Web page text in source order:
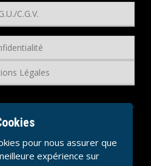
C.G.V.
Légales
pour nous assurer que
expérience sur